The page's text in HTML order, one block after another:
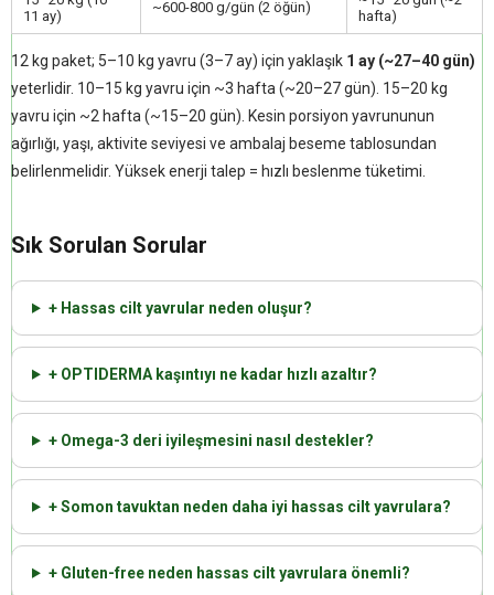
11 ay)
~600-800 g/gün (2 öğün)
hafta)
12 kg paket; 5–10 kg yavru (3–7 ay) için yaklaşık 1 ay (~27–40 gün)
yeterlidir. 10–15 kg yavru için ~3 hafta (~20–27 gün). 15–20 kg
yavru için ~2 hafta (~15–20 gün). Kesin porsiyon yavrununun
ağırlığı, yaşı, aktivite seviyesi ve ambalaj beseme tablosundan
belirlenmelidir. Yüksek enerji talep = hızlı beslenme tüketimi.
Sık Sorulan Sorular
+ Hassas cilt yavrular neden oluşur?
+ OPTIDERMA kaşıntıyı ne kadar hızlı azaltır?
+ Omega-3 deri iyileşmesini nasıl destekler?
+ Somon tavuktan neden daha iyi hassas cilt yavrulara?
+ Gluten-free neden hassas cilt yavrulara önemli?